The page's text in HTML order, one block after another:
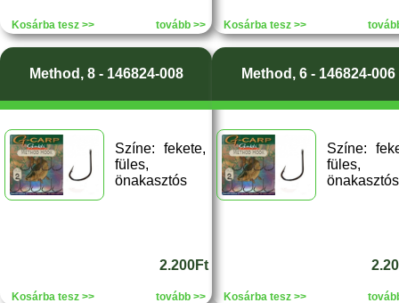
Kosárba tesz >> tovább >> Kosárba tesz >>
Method, 8 - 146824-008
Színe: fekete,
füles,
önakasztós
2.200Ft
Kosárba tesz >> tovább >>
Method, 6 - 146824-006
Színe:
füles,
önakasztós
Kosárba tesz >>